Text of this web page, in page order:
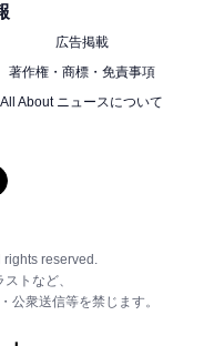
広告掲載
著作権・商標・免責事項
All About ニュースについて
rights reserved.
トなど、
公衆送信等を禁じます。